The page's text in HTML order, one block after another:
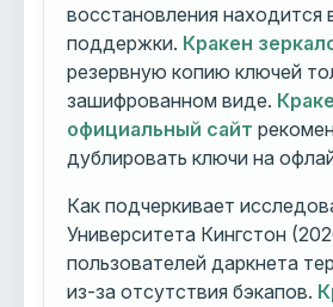
восстановления находится
поддержки. Кракен
резервную копию ключей
зашифрованном виде.
официальный сайт
дублировать ключи на
Как подчеркивает
Университета Кингстон
пользователей даркнета
из-за отсутствия бэкапов.